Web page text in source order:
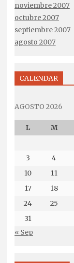
noviembre 2007
octubre 2007
septiembre 2007
agosto 2007
CALENDAR
AGOSTO 2026
L M
3
4
10
11
17
18
24
25
31
« Sep